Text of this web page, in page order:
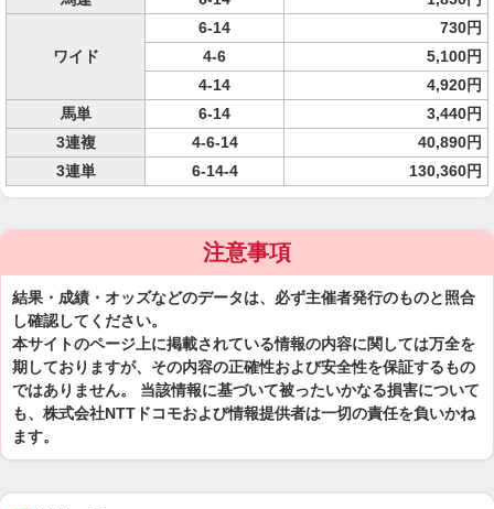
ワイド
6-14
730円
4-6
5,100円
4-14
4,920円
馬単
6-14
3,440円
3連複
4-6-14
40,890円
3連単
6-14-4 130,360円
注意事項
結果・成績・オッズなどのデータは、必ず主催者発行のものと照合
し確認してください。
本サイトのページ上に掲載されている情報の内容に関しては万全を
期しておりますが、その内容の正確性および安全性を保証するもの
ではありません。 当該情報に基づいて被ったいかなる損害について
も、株式会社NTTドコモおよび情報提供者は一切の責任を負いかね
ます。